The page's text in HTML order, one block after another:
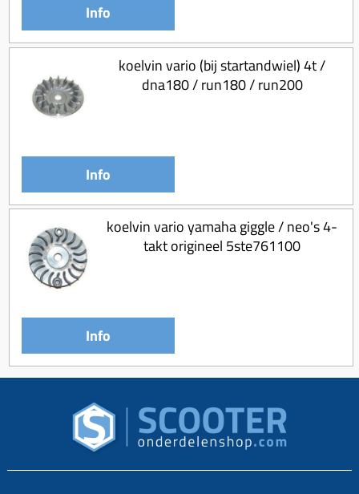
Info
koelvin vario (bij startandwiel) 4t /
dna180 / run180 / run200
Info
koelvin vario yamaha giggle / neo's 4-
takt origineel 5ste761100
Info